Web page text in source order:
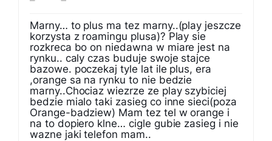
Marny… to plus ma tez marny..(play jeszcze
korzysta z roamingu plusa)? Play sie
rozkreca bo on niedawna w miare jest na
rynku.. caly czas buduje swoje stajce
bazowe. poczekaj tyle lat ile plus, era
,orange sa na rynku to nie bedzie
marny..Chociaz wiezrze ze play szybiciej
bedzie mialo taki zasieg co inne sieci(poza
Orange-badziew) Mam tez tel w orange i
na to dopiero klne… cigle gubie zasieg i nie
wazne jaki telefon mam..